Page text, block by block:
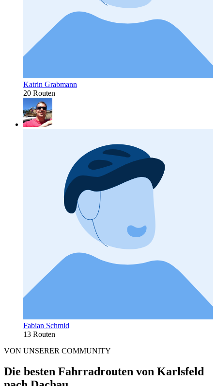
Katrin Grabmann
20 Routen
Fabian Schmid
13 Routen
VON UNSERER COMMUNITY
Die besten Fahrradrouten von Karlsfeld